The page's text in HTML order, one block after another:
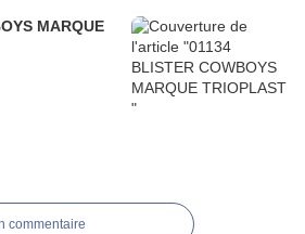
MARQUE
commentaire